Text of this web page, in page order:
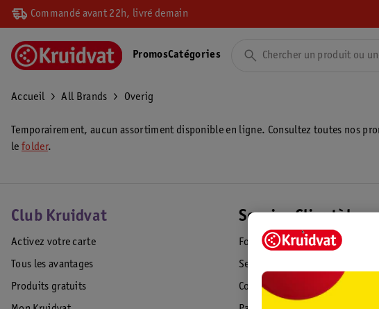
Commandé avant 22h, livré demain
PromosCatégories
Accueil All Brands Overig
Temporairement, aucun assortiment disponible en ligne. Consultez toutes nos
le folder.
Club Kruidvat
Activez votre carte
Tous les avantages
Produits gratuits
Service Clientèle
Foire aux questions
Service Clientèle
Commande & Livraison